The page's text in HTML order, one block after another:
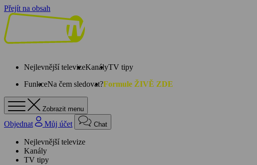
Přejít na obsah
Nejlevnější televizeKanályTV tipy
FunkceNa čem sledovat?Formule ŽIVĚ ZDE
Zobrazit menu
Objednat Můj účet Chat
Nejlevnější televize
Kanály
TV tipy